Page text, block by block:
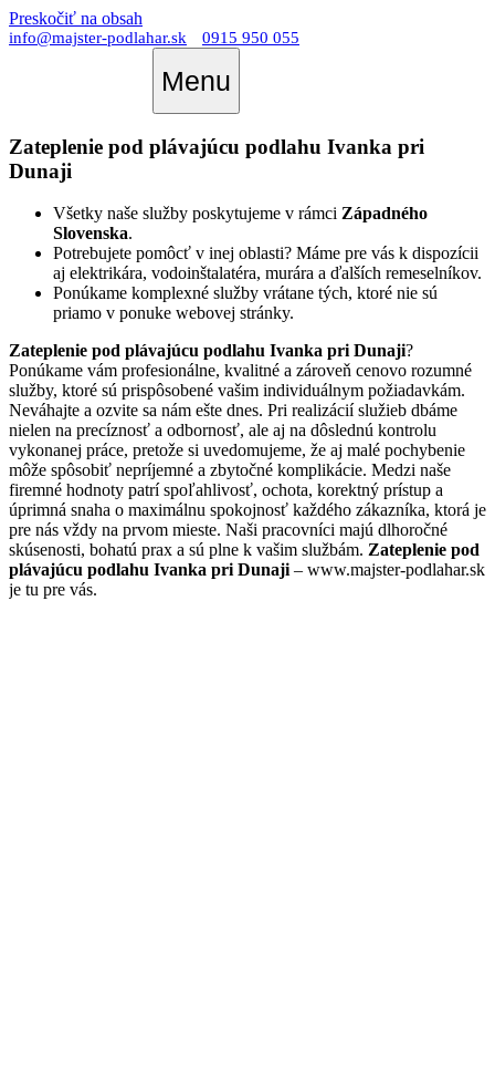
Preskočiť na obsah
info@majster-podlahar.sk 0915 950 055
Menu
Zateplenie pod plávajúcu podlahu Ivanka pri
Dunaji
Všetky naše služby poskytujeme v rámci Západného
Slovenska.
Potrebujete pomôcť v inej oblasti? Máme pre vás k dispozícii
aj elektrikára, vodoinštalatéra, murára a ďalších remeselníkov.
Ponúkame komplexné služby vrátane tých, ktoré nie sú
priamo v ponuke webovej stránky.
Zateplenie pod plávajúcu podlahu Ivanka pri Dunaji?
Ponúkame vám profesionálne, kvalitné a zároveň cenovo rozumné
služby, ktoré sú prispôsobené vašim individuálnym požiadavkám.
Neváhajte a ozvite sa nám ešte dnes. Pri realizácií služieb dbáme
nielen na precíznosť a odbornosť, ale aj na dôslednú kontrolu
vykonanej práce, pretože si uvedomujeme, že aj malé pochybenie
môže spôsobiť nepríjemné a zbytočné komplikácie. Medzi naše
firemné hodnoty patrí spoľahlivosť, ochota, korektný prístup a
úprimná snaha o maximálnu spokojnosť každého zákazníka, ktorá je
pre nás vždy na prvom mieste. Naši pracovníci majú dlhoročné
skúsenosti, bohatú prax a sú plne k vašim službám. Zateplenie pod
plávajúcu podlahu Ivanka pri Dunaji– www.majster-podlahar.sk
je tu pre vás.